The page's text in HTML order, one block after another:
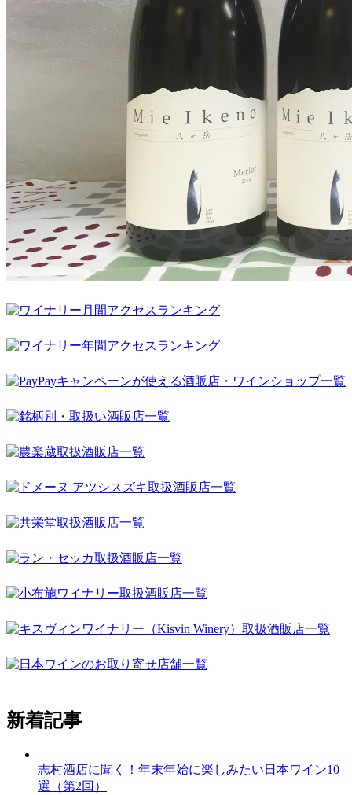
新着記事
志村酒店に聞く！年末年始に楽しみたい日本ワイン10
選（第2回）